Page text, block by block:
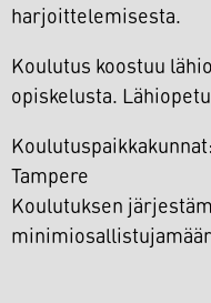
harjoittelemisesta.
Koulutus koostuu
opiskelusta.
Tampere
Koulutuksen